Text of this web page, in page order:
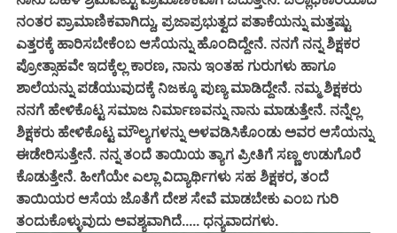
ನಂತರ ಪ್ರಾಮಾಣಿಕವಾಗಿದ್ದು, ಪ್ರಜಾಪ್ರಭುತ್ವದ ಪತಾಕೆಯನ್ನು ಮತ್ತಷ್ಟು
ಎತ್ತರಕ್ಕೆ ಹಾರಿಸಬೇಕೆಂಬ ಆಸೆಯನ್ನು ಹೊಂದಿದ್ದೇನೆ. ನನಗೆ ನನ್ನ ಶಿಕ್ಷಕರ
ಪ್ರೋತ್ಸಾಹವೇ ಇದಕ್ಕೆಲ್ಲ ಕಾರಣ, ನಾನು ಇಂತಹ ಗುರುಗಳು ಹಾಗೂ
ಶಾಲೆಯನ್ನು ಪಡೆಯುವುದಕ್ಕೆ ನಿಜಕ್ಕೂ ಪುಣ್ಯ ಮಾಡಿದ್ದೇನೆ. ನಮ್ಮ ಶಿಕ್ಷಕರು
ನನಗೆ ಹೇಳಿಕೊಟ್ಟ ಸಮಾಜ ನಿರ್ಮಾಣವನ್ನು ನಾನು ಮಾಡುತ್ತೇನೆ. ನನ್ನೆಲ್ಲ
ಶಿಕ್ಷಕರು ಹೇಳಿಕೊಟ್ಟ ಮೌಲ್ಯಗಳನ್ನು ಅಳವಡಿಸಿಕೊಂಡು ಅವರ ಆಸೆಯನ್ನು
ಈಡೇರಿಸುತ್ತೇನೆ. ನನ್ನ ತಂದೆ ತಾಯಿಯ ತ್ಯಾಗ ಪ್ರೀತಿಗೆ ಸಣ್ಣ ಉಡುಗೊರೆ
ಕೊಡುತ್ತೇನೆ. ಹೀಗೆಯೇ ಎಲ್ಲಾ ವಿದ್ಯಾರ್ಥಿಗಳು ಸಹ ಶಿಕ್ಷಕರ, ತಂದೆ
ತಾಯಿಯರ ಆಸೆಯ ಜೊತೆಗೆ ದೇಶ ಸೇವೆ ಮಾಡಬೇಕು ಎಂಬ ಗುರಿ
ತಂದುಕೊಳ್ಳುವುದು ಅವಶ್ಯವಾಗಿದೆ..... ಧನ್ಯವಾದಗಳು.